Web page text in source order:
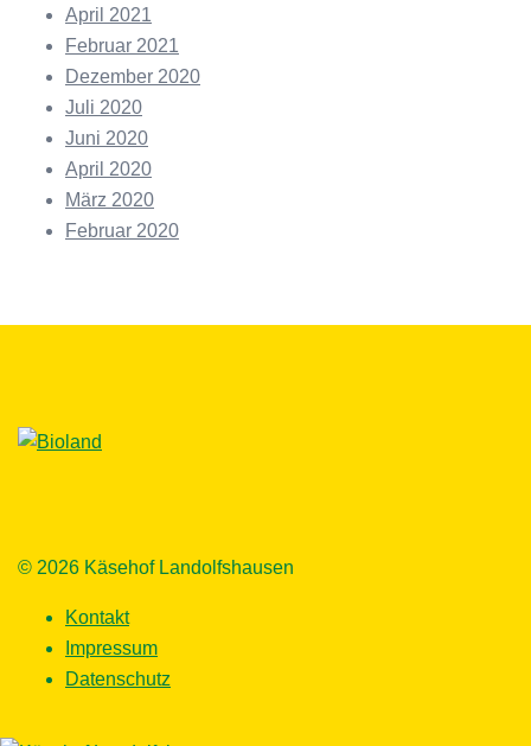
April 2021
Februar 2021
Dezember 2020
Juli 2020
Juni 2020
April 2020
März 2020
Februar 2020
© 2026 Käsehof Landolfshausen
Kontakt
Impressum
Datenschutz